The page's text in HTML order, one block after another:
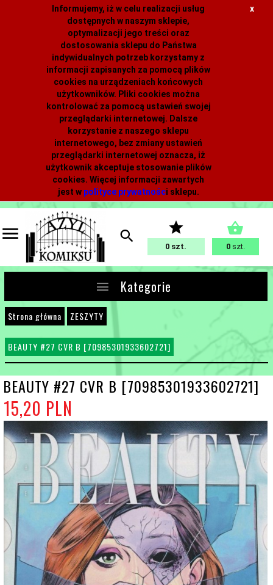
Informujemy, iż w celu realizacji usług
dostępnych w naszym sklepie,
optymalizacji jego treści oraz
dostosowania sklepu do Państwa
indywidualnych potrzeb korzystamy z
informacji zapisanych za pomocą plików
cookies na urządzeniach końcowych
użytkowników. Pliki cookies można
kontrolować za pomocą ustawień swojej
przeglądarki internetowej. Dalsze
korzystanie z naszego sklepu
internetowego, bez zmiany ustawień
przeglądarki internetowej oznacza, iż
użytkownik akceptuje stosowanie plików
cookies. Więcej informacji zawartych
jest w polityce prywatności sklepu.
x
0 0 szt.
Kategorie
Strona główna ZESZYTY
BEAUTY #27 CVR B [70985301933602721]
BEAUTY #27 CVR B [70985301933602721]
15,20 PLN